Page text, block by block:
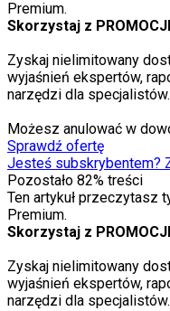
Premium.
Skorzystaj z
Zyskaj nielimitowany
wyjaśnień ekspertów,
narzędzi dla specjalistów.
Możesz anulować w
Sprawdź ofertę
Jesteś subskrybentem?
Pozostało 82% treści
Ten artykuł przeczytasz
Premium.
Skorzystaj z
Zyskaj nielimitowany
wyjaśnień ekspertów,
narzędzi dla specjalistów.